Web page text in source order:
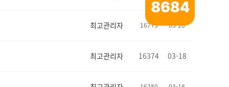
최고관리자 16775 03-18
최고관리자 16374 03-18